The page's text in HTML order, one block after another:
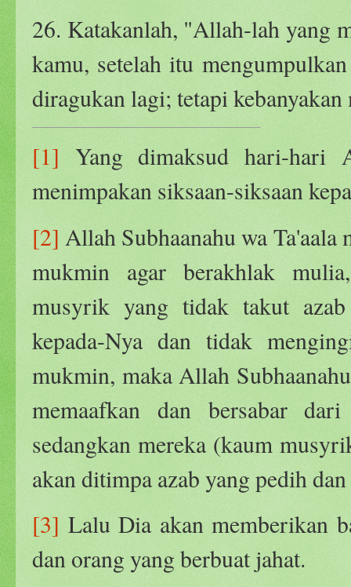
26. Katakanlah, "Allah-lah yang
kamu, setelah itu
diragukan lagi; tetapi
[1] Yang dimaksud hari-
menimpakan siksaan-siksaan
[2] Allah Subhaanahu wa
mukmin agar berakhlak
musyrik yang tidak takut
kepada-Nya dan tidak
mukmin, maka Allah
memaafkan dan bersabar
sedangkan mereka (kaum
akan ditimpa azab yang pedih
[3] Lalu Dia akan memberikan
dan orang yang berbuat jahat.